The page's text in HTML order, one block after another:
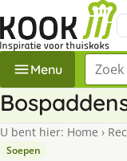
Menu Zoek
U bent hier: Home ›
Soepen